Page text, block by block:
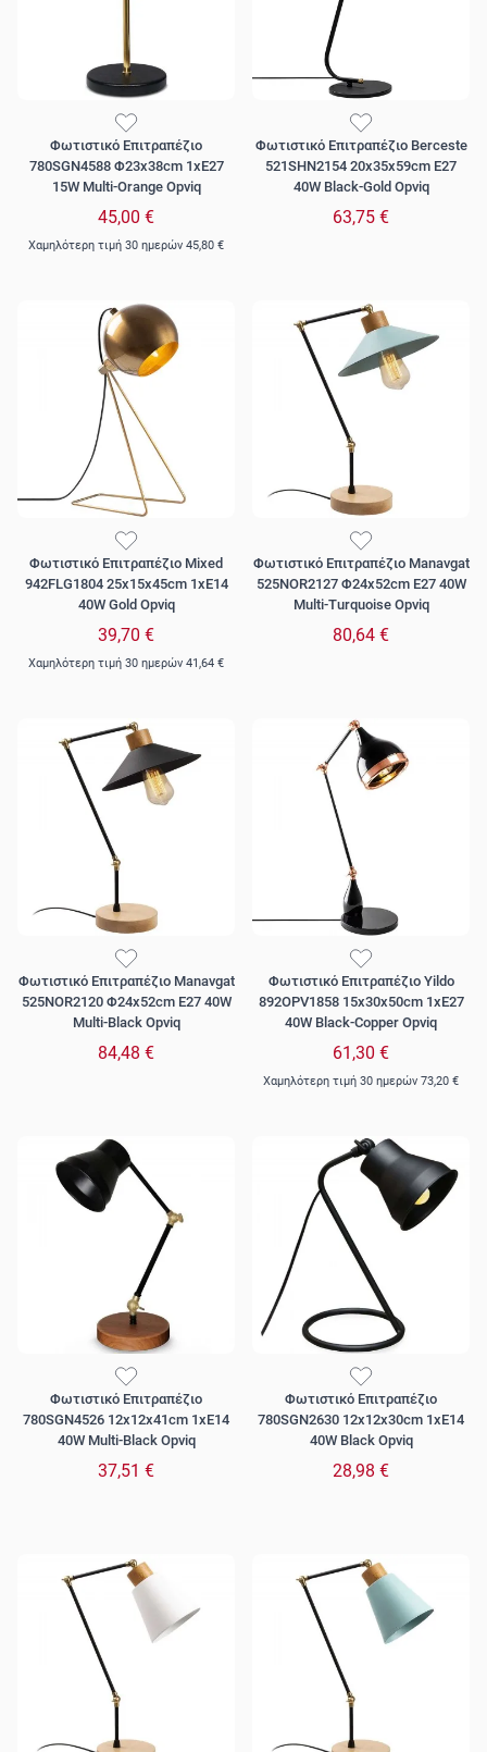
Φωτιστικό Επιτραπέζιο
780SGN4588 Φ23x38cm 1xE27
15W Multi-Orange Opviq
45,00 €
Χαμηλότερη τιμή 30 ημερών 45,80 €
Φωτιστικό Επιτραπέζιο Berceste
521SHN2154 20x35x59cm E27
40W Black-Gold Opviq
63,75 €
Φωτιστικό Επιτραπέζιο Mixed
942FLG1804 25x15x45cm 1xE14
40W Gold Opviq
39,70 €
Χαμηλότερη τιμή 30 ημερών 41,64 €
Φωτιστικό Επιτραπέζιο Manavgat
525NOR2127 Φ24x52cm E27 40W
Multi-Turquoise Opviq
80,64 €
Φωτιστικό Επιτραπέζιο Manavgat
525NOR2120 Φ24x52cm E27 40W
Multi-Black Opviq
84,48 €
Φωτιστικό Επιτραπέζιο Yildo
892OPV1858 15x30x50cm 1xE27
40W Black-Copper Opviq
61,30 €
Χαμηλότερη τιμή 30 ημερών 73,20 €
Φωτιστικό Επιτραπέζιο
780SGN4526 12x12x41cm 1xE14
40W Multi-Black Opviq
37,51 €
Φωτιστικό Επιτραπέζιο
780SGN2630 12x12x30cm 1xE14
40W Black Opviq
28,98 €